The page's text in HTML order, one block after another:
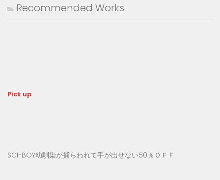
Recommended Works
Pick up
SCI-BOY幼馴染が捕らわれて手が出せない50％ＯＦＦ